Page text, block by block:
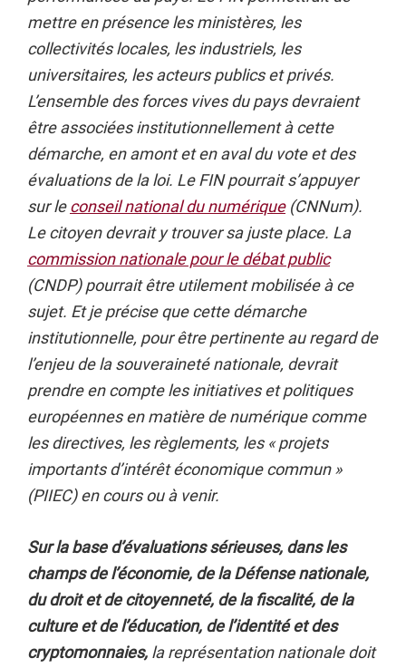
mettre en présence les ministères, les
collectivités locales, les industriels, les
universitaires, les acteurs publics et privés.
L’ensemble des forces vives du pays devraient
être associées institutionnellement à cette
démarche, en amont et en aval du vote et des
évaluations de la loi. Le FIN pourrait s’appuyer
sur leconseil national du numérique(CNNum).
Le citoyen devrait y trouver sa juste place. La
commission nationale pour le débat public
(CNDP) pourrait être utilement mobilisée à ce
sujet. Et je précise que cette démarche
institutionnelle, pour être pertinente au regard de
l’enjeu de la souveraineté nationale, devrait
prendre en compte les initiatives et politiques
européennes en matière de numérique comme
les directives, les règlements, les « projets
importants d’intérêt économique commun »
(PIIEC) en cours ou à venir.
Sur la base d’évaluations sérieuses, dans les
champs de l’économie, de la Défense nationale,
du droit et de citoyenneté, de la fiscalité, de la
culture et de l’éducation, de l’identité et des
cryptomonnaies, la représentation nationale doit